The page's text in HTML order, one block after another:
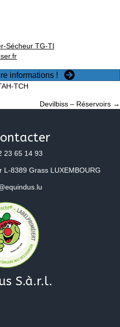
Sécheur TG-TI
informations !
TCH
Devilbiss – Réservoirs →
23 65 14 93
L-8389 Grass LUXEMBOURG
S.à.r.l.